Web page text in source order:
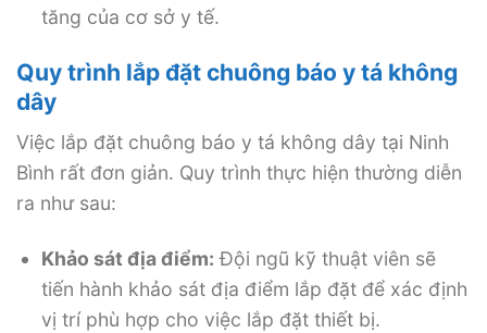
tăng của cơ sở y tế.
Quy trình lắp đặt chuông báo y tá không
dây
Việc lắp đặt chuông báo y tá không dây tại Ninh
Bình rất đơn giản. Quy trình thực hiện thường diễn
ra như sau:
Khảo sát địa điểm: Đội ngũ kỹ thuật viên sẽ
tiến hành khảo sát địa điểm lắp đặt để xác định
vị trí phù hợp cho việc lắp đặt thiết bị.